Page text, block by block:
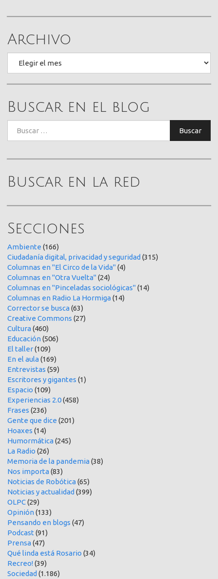
Archivo
Buscar en el blog
Buscar
Buscar en la red
Secciones
Ambiente (166)
Ciudadanía digital, privacidad y seguridad (315)
Columnas en "El Circo de la Vida"(4)
Columnas en "Otra Vuelta"(24)
Columnas en "Pinceladas sociológicas"(14)
Columnas en Radio La Hormiga(14)
Corrector se busca(63)
Creative Commons (27)
Cultura(460)
Educación(506)
El taller(109)
En el aula(169)
Entrevistas (59)
Escritores y gigantes (1)
Espacio (109)
Experiencias 2.0(458)
Frases (236)
Gente que dice (201)
Hoaxes (14)
Humormática(245)
La Radio (26)
Memoria de la pandemia(38)
Nos importa(83)
Noticias de Robótica(65)
Noticias y actualidad (399)
OLPC(29)
Opinión(133)
Pensando en blogs (47)
Podcast (91)
Prensa(47)
Qué linda está Rosario (34)
Recreo!(39)
Sociedad (1.186)